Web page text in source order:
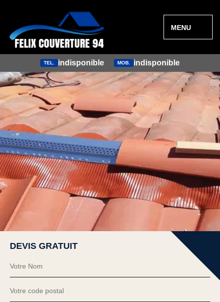
MENU
TEL. indisponible MOB. indisponible
DEVIS GRATUIT